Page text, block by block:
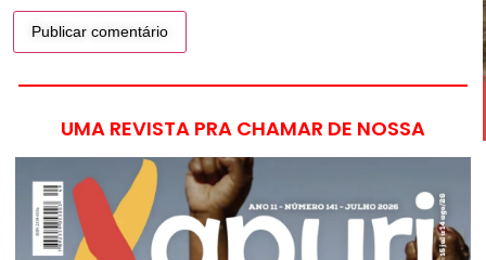
UMA REVISTA PRA CHAMAR DE NOSSA